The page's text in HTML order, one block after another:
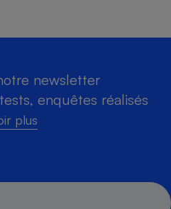
newsletter
enquêtes réalisés
plus